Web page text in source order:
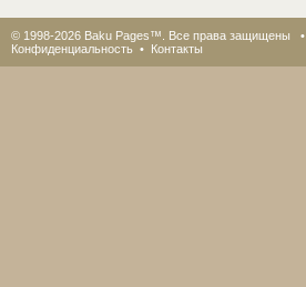
© 1998-2026 Baku Pages™. Все права защищены •
Конфиденциальность • Контакты